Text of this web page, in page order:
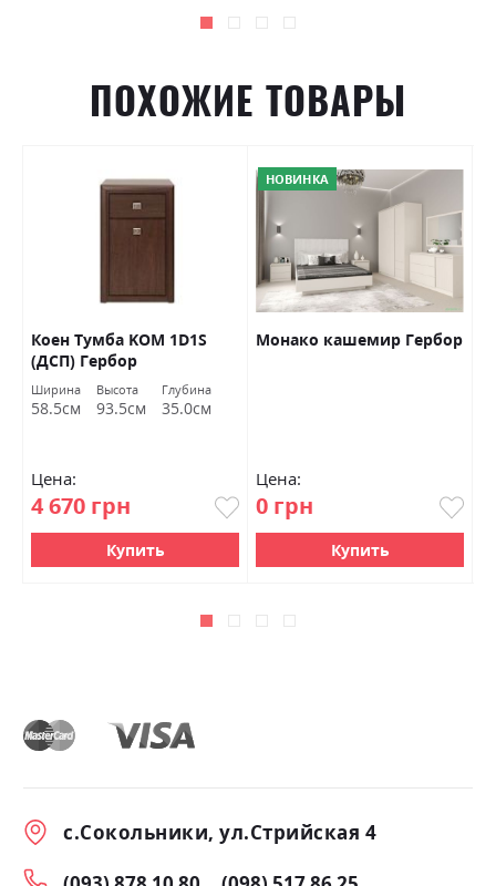
ПОХОЖИЕ ТОВАРЫ
Коен Тумба KOM 1D1S
(ДСП) Гербор
Ширина
58.5см
Высота
93.5см
Глубина
35.0см
Цена:
4 670 грн
Купить
НОВИНКА
Монако кашемир Гербор
Цена:
0 грн
Купить
с.Сокольники, ул.Стрийская 4